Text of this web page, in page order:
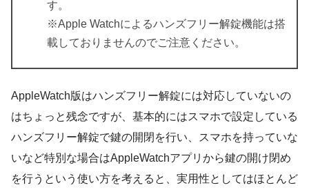
す。
※Apple Watchによるハンズフリー解錠機能は搭
載しておりませんのでご注意ください。
AppleWatch版はハンズフリー解錠には対応していないの
はちょっと残念ですが、 基本的にはスマホで設定している
ハンズフリー解錠で鍵の開閉を行い、スマホを持っていな
いなど特別な場合はAppleWatchアプリから鍵の開け閉め
を行う という使い方を考えると、実用性としてはほとんど